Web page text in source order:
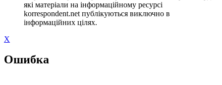
які матеріали на інформаційному ресурсі
korrespondent.net публікуються виключно в
інформаційних цілях.
X
Ошибка